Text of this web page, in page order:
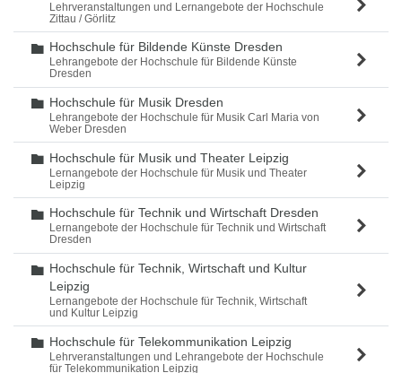
Lehrveranstaltungen und Lernangebote der Hochschule
Zittau / Görlitz
Ordner
Hochschule für Bildende Künste Dresden
Lehrangebote der Hochschule für Bildende Künste
Dresden
Ordner
Hochschule für Musik Dresden
Lehrangebote der Hochschule für Musik Carl Maria von
Weber Dresden
Ordner
Hochschule für Musik und Theater Leipzig
Lernangebote der Hochschule für Musik und Theater
Leipzig
Ordner
Hochschule für Technik und Wirtschaft Dresden
Lernangebote der Hochschule für Technik und Wirtschaft
Dresden
Ordner
Hochschule für Technik, Wirtschaft und Kultur
Leipzig
Lernangebote der Hochschule für Technik, Wirtschaft
und Kultur Leipzig
Ordner
Hochschule für Telekommunikation Leipzig
Lehrveranstaltungen und Lehrangebote der Hochschule
für Telekommunikation Leipzig